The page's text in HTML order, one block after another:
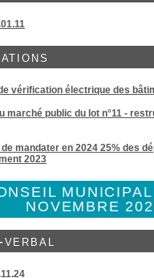
vérification électrique des
marché public du lot n°11 -
mandater en 2024 25% des
2023
NOVEMBRE
verbal